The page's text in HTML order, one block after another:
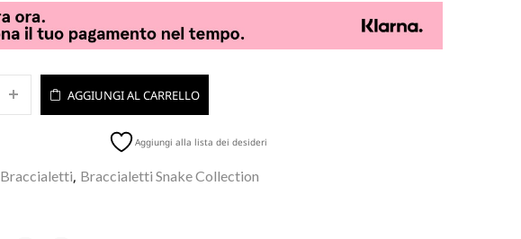
AGGIUNGI AL CARRELLO
Aggiungi alla lista dei desideri
Braccialetti, Braccialetti Snake Collection